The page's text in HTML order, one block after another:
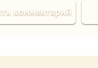
комментарий